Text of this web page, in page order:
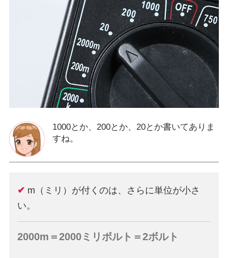
1000とか、200とか、20とか書いてありま
すね。
✔ m（ミリ）が付くのは、さらに単位が小さ
い。
2000m＝2000ミリボルト＝2ボルト